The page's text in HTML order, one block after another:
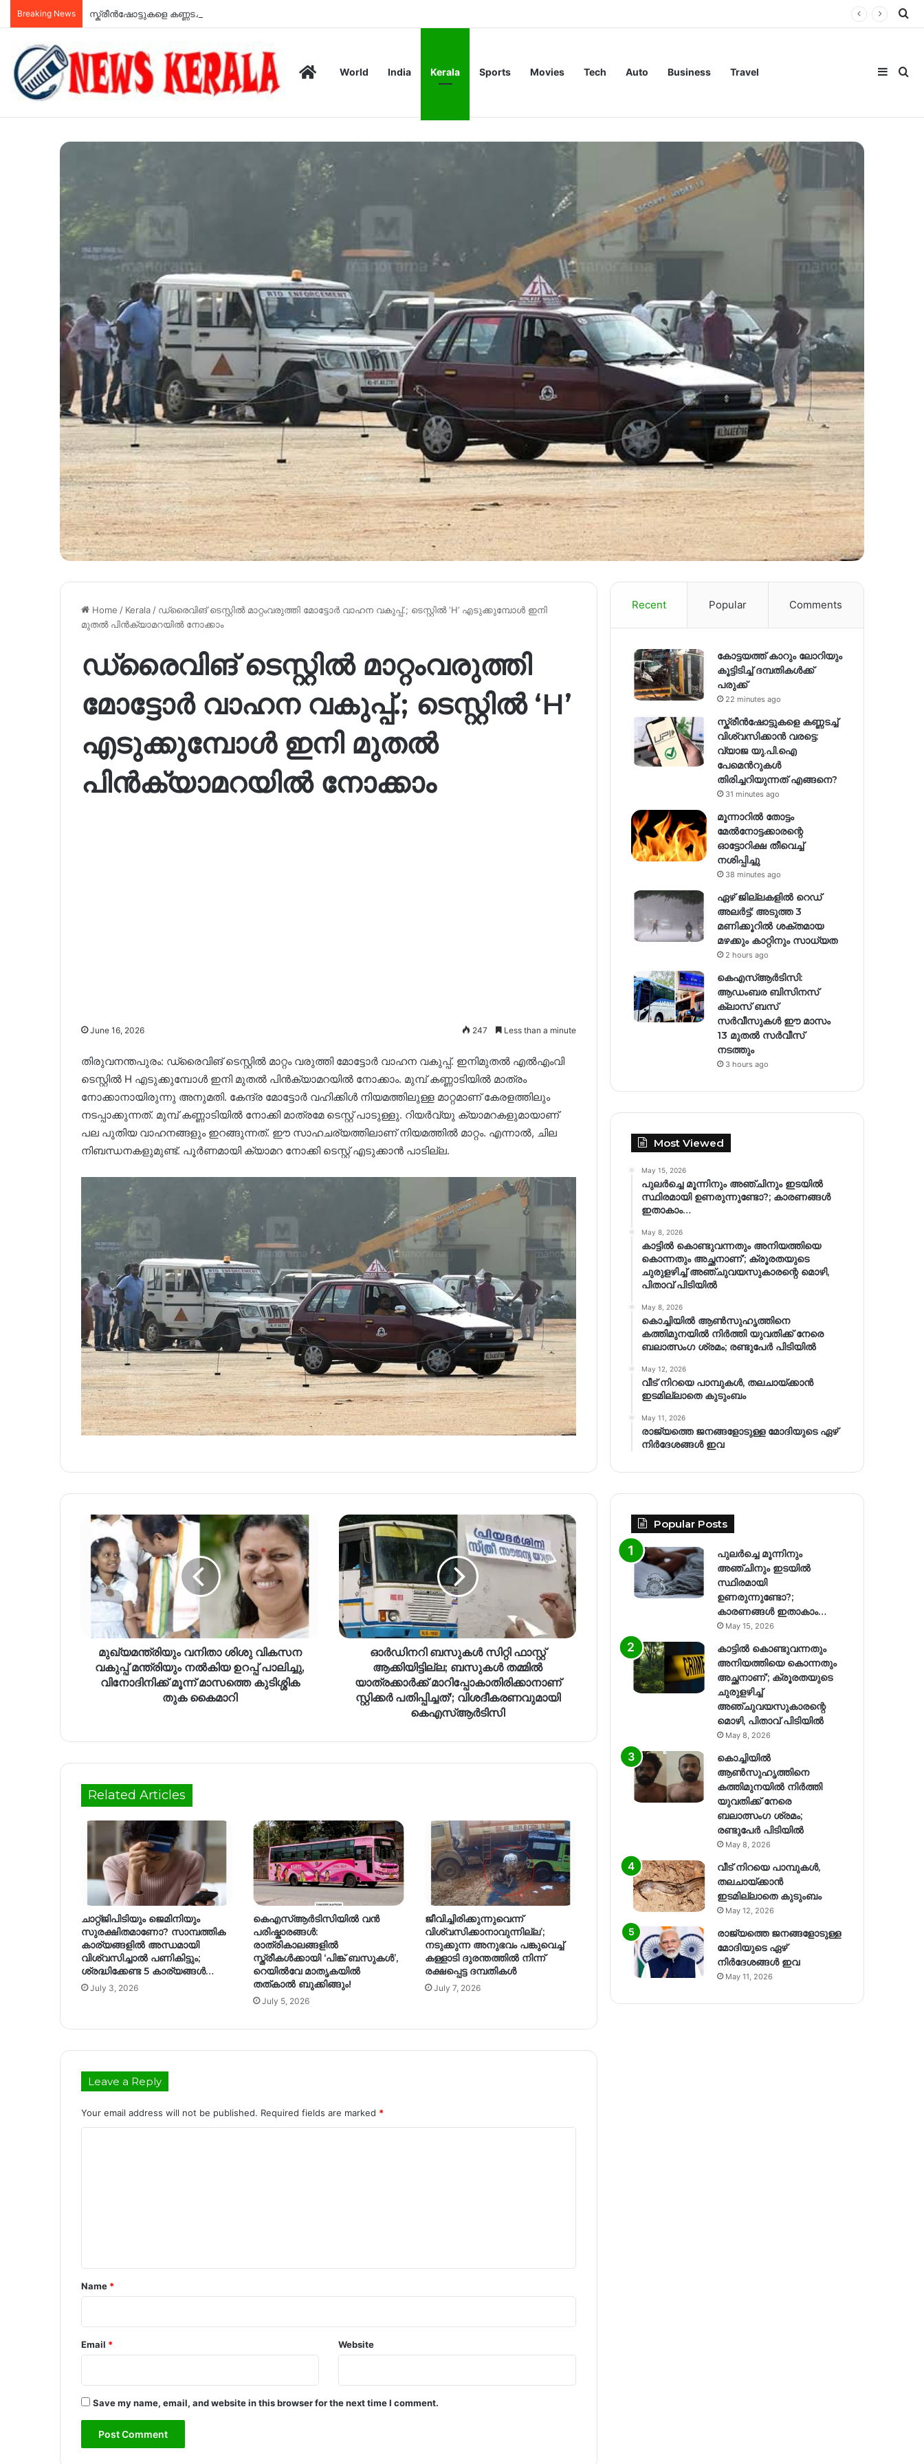
Breaking News സ്ക്രീൻഷോട്ടുകളെ കണ്ണടച്ച് വിശ്വസിക്കാൻ വരട്ടെ: വ്യാജ യു.പി.ഐ പേമെന്‍റുകൾ തിരിച്ചറിയുന്നത് എങ്ങനെ?
HomeWorld India Kerala Sports Movies Tech Auto Business Travel
Home / Kerala / ഡ്രൈവിങ് ടെസ്റ്റിൽ മാറ്റംവരുത്തി മോട്ടോർ വാഹന വകുപ്പ്.; ടെസ്റ്റിൽ ‘H’ എടുക്കുമ്പോൾ ഇനി
മുതൽ പിൻക്യാമറയിൽ നോക്കാം
ഡ്രൈവിങ് ടെസ്റ്റിൽ മാറ്റംവരുത്തി
മോട്ടോർ വാഹന വകുപ്പ്.; ടെസ്റ്റിൽ ‘H’
എടുക്കുമ്പോൾ ഇനി മുതൽ
പിൻക്യാമറയിൽ നോക്കാം
June 16, 2026 247 Less than a minute
തിരുവനന്തപുരം: ഡ്രൈവിങ് ടെസ്റ്റിൽ മാറ്റം വരുത്തി മോട്ടോർ വാഹന വകുപ്പ്. ഇനിമുതൽ എൽഎംവി
ടെസ്റ്റിൽ H എടുക്കുമ്പോൾ ഇനി മുതൽ പിൻക്യാമറയിൽ നോക്കാം. മുമ്പ് കണ്ണാടിയിൽ മാത്രം
നോക്കാനായിരുന്നു അനുമതി. കേന്ദ്ര മോട്ടോർ വഹിക്കിൾ നിയമത്തിലുള്ള മാറ്റമാണ് കേരളത്തിലും
നടപ്പാക്കുന്നത്. മുമ്പ് കണ്ണാടിയിൽ നോക്കി മാത്രമേ ടെസ്റ്റ് പാടുള്ളു. റിയർവ്യു ക്യാമറകളുമായാണ്
പല പുതിയ വാഹനങ്ങളും ഇറങ്ങുന്നത്. ഈ സാഹചര്യത്തിലാണ് നിയമത്തിൽ മാറ്റം. എന്നാൽ, ചില
നിബന്ധനകളുമുണ്ട്. പൂർണമായി ക്യാമറ നോക്കി ടെസ്റ്റ് എടുക്കാൻ പാടില്ല.
മുഖ്യമന്ത്രിയും വനിതാ ശിശു വികസന
വകുപ്പ് മന്ത്രിയും നൽകിയ ഉറപ്പ് പാലിച്ചു,
വിനോദിനിക്ക് മൂന്ന് മാസത്തെ കുടിശ്ശിക
തുക കൈമാറി
ഓർഡിനറി ബസുകൾ സിറ്റി ഫാസ്റ്റ്
ആക്കിയിട്ടില്ല; ബസുകൾ തമ്മിൽ
യാത്രക്കാർക്ക് മാറിപ്പോകാതിരിക്കാനാണ്
സ്റ്റിക്കർ പതിപ്പിച്ചത്'; വിശദീകരണവുമായി
കെഎസ്ആർടിസി
Related Articles
ചാറ്റ്ജിപിടിയും ജെമിനിയും
സുരക്ഷിതമാണോ? സാമ്പത്തിക
കാര്യങ്ങളിൽ അന്ധമായി
വിശ്വസിച്ചാൽ പണികിട്ടും;
ശ്രദ്ധിക്കേണ്ട 5 കാര്യങ്ങൾ…
July 3, 2026
കെഎസ്ആർടിസിയിൽ വൻ
പരിഷ്കാരങ്ങൾ:
രാത്രികാലങ്ങളിൽ
സ്ത്രീകൾക്കായി ‘പിങ്ക് ബസുകൾ’,
റെയിൽവേ മാതൃകയിൽ
തത്കാൽ ബുക്കിങ്ങും!
July 5, 2026
ജീവിച്ചിരിക്കുന്നുവെന്ന്
വിശ്വസിക്കാനാവുന്നില്ല’;
നടുക്കുന്ന അനുഭവം പങ്കുവെച്ച്
കള്ളാടി ദുരന്തത്തിൽ നിന്ന്
രക്ഷപ്പെട്ട ദമ്പതികൾ
July 7, 2026
Leave a Reply
Your email address will not be published. Required fields are marked *
*
Name *
Email * Website
Save my name, email, and website in this browser for the next time I comment.
Recent Popular Comments
കോട്ടയത്ത് കാറും ലോറിയും
കൂട്ടിടിച്ച് ദമ്പതികള്‍ക്ക്
പരുക്ക്
22 minutes ago
സ്ക്രീൻഷോട്ടുകളെ കണ്ണടച്ച്
വിശ്വസിക്കാൻ വരട്ടെ:
വ്യാജ യു.പി.ഐ
പേമെന്‍റുകൾ
തിരിച്ചറിയുന്നത് എങ്ങനെ?
31 minutes ago
മൂന്നാറിൽ തോട്ടം
മേൽനോട്ടക്കാരന്റെ
ഓട്ടോറിക്ഷ തീവെച്ച്
നശിപ്പിച്ചു
38 minutes ago
ഏഴ് ജില്ലകളില്‍ റെഡ്
അലര്‍ട്ട്: അടുത്ത 3
മണിക്കൂറിൽ ശക്തമായ
മഴക്കും കാറ്റിനും സാധ്യത
2 hours ago
കെഎസ്ആർടിസി:
ആഡംബര ബിസിനസ്
ക്ലാസ് ബസ്
സർവീസുകൾ ഈ മാസം
13 മുതൽ സർവീസ്
നടത്തും
3 hours ago
Most Viewed
May 15, 2026
പുലർച്ചെ മൂന്നിനും അഞ്ചിനും ഇടയിൽ
സ്ഥിരമായി ഉണരുന്നുണ്ടോ?; കാരണങ്ങള്‍
ഇതാകാം…
May 8, 2026
കാട്ടിൽ കൊണ്ടുവന്നതും അനിയത്തിയെ
കൊന്നതും അച്ഛനാണ്’; ക്രൂരതയുടെ
ചുരുളഴിച്ച് അഞ്ചുവയസുകാരന്റെ മൊഴി,
പിതാവ് പിടിയിൽ
May 8, 2026
കൊച്ചിയിൽ ആൺസുഹൃത്തിനെ
കത്തിമുനയിൽ നിർത്തി യുവതിക്ക് നേരെ
ബലാത്സംഗ​ ശ്രമം; രണ്ടുപേർ പിടിയിൽ
May 12, 2026
വീട് നിറയെ പാമ്പുകൾ, തലചായ്ക്കാൻ
ഇടമില്ലാതെ കുടുംബം
May 11, 2026
രാജ്യത്തെ ജനങ്ങളോടുള്ള മോദിയുടെ ഏഴ്
നിര്‍ദേശങ്ങള്‍ ഇവ
Popular Posts
പുലർച്ചെ മൂന്നിനും
അഞ്ചിനും ഇടയിൽ
സ്ഥിരമായി
ഉണരുന്നുണ്ടോ?;
കാരണങ്ങള്‍ ഇതാകാം…
May 15, 2026
കാട്ടിൽ കൊണ്ടുവന്നതും
അനിയത്തിയെ കൊന്നതും
അച്ഛനാണ്’; ക്രൂരതയുടെ
ചുരുളഴിച്ച്
അഞ്ചുവയസുകാരന്റെ
മൊഴി, പിതാവ് പിടിയിൽ
May 8, 2026
കൊച്ചിയിൽ
ആൺസുഹൃത്തിനെ
കത്തിമുനയിൽ നിർത്തി
യുവതിക്ക് നേരെ
ബലാത്സംഗ​ ശ്രമം;
രണ്ടുപേർ പിടിയിൽ
May 8, 2026
വീട് നിറയെ പാമ്പുകൾ,
തലചായ്ക്കാൻ
ഇടമില്ലാതെ കുടുംബം
May 12, 2026
രാജ്യത്തെ ജനങ്ങളോടുള്ള
മോദിയുടെ ഏഴ്
നിര്‍ദേശങ്ങള്‍ ഇവ
May 11, 2026